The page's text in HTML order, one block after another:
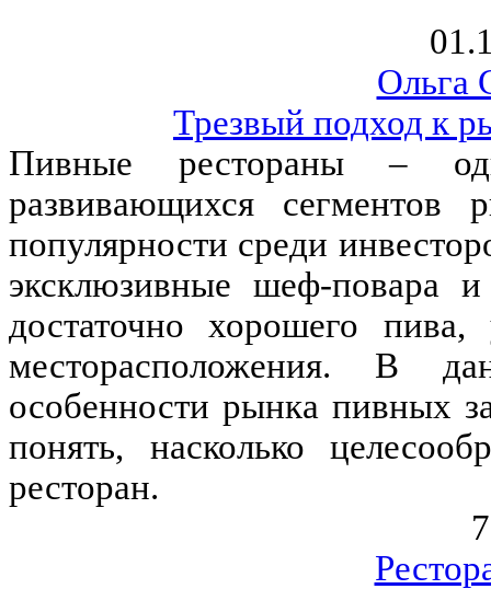
Ольга
Трезвый подход к
Пивные рестораны –
развивающихся сегментов
популярности среди
эксклюзивные шеф-повара
достаточно хорошего
месторасположения. В
особенности рынка пивных
понять, насколько
ресторан.